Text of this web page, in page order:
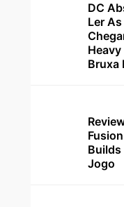
DC
Ler
Bruxa
Builds
Jogo